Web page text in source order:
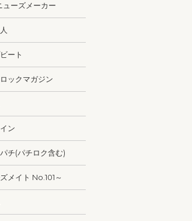
ューズメーカー
ート
ックマガジン
ン
チ(パチロク含む)
メイト No.101～